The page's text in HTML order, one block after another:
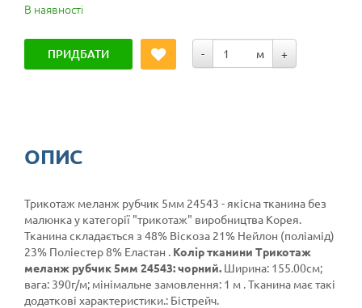
В наявності
ПРИДБАТИ - м +
ОПИС
Трикотаж меланж рубчик 5мм 24543 - якісна тканина без
малюнка у категорії "трикотаж" виробництва Корея.
Тканина складається з 48% Віскоза 21% Нейлон (поліамід)
23% Поліестер 8% Еластан . Колір тканини Трикотаж
меланж рубчик 5мм 24543: чорний. Ширина: 155.00см;
вага: 390г/м; мінімальне замовлення: 1 м . Тканина має такі
додаткові характеристики.: Бістрейч.